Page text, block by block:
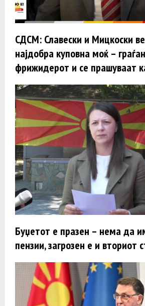
СДСМ: Славески и Мицкоски
најдобра куповна моќ –
фрижидерот и се прашуваат
Буџетот е празен – нема да
пензии, загрозен е и вториот